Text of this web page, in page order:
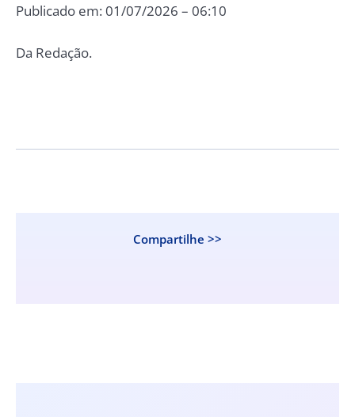
Publicado em: 01/07/2026 – 06:10
Da Redação.
Compartilhe >>